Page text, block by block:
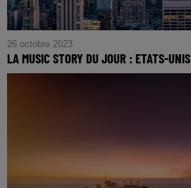
26 octobre 2023
LA MUSIC STORY DU JOUR : ETATS-UNIS